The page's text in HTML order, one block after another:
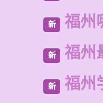
新 福州
新 福州
新 福州